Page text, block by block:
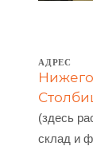
АДРЕС
(здесь
склад и